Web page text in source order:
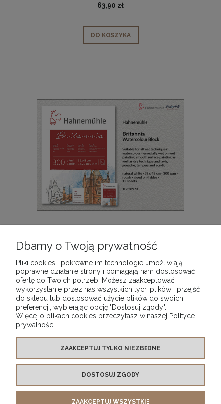
63,90 zł
DO KOSZYKA
akwarelowy 300 gsm, Rough, naturalna biel, 12 ark.,
rozmiar: 36 x 48 cm
89,90 zł
DO KOSZYKA
WARUNKI ZAKUPÓW
MOJE KONTO
Dbamy o Twoją prywatność
Pliki cookies i pokrewne im technologie umożliwiają
poprawne działanie strony i pomagają nam dostosować
ofertę do Twoich potrzeb. Możesz zaakceptować
wykorzystanie przez nas wszystkich tych plików i przejść
do sklepu lub dostosować użycie plików do swoich
preferencji, wybierając opcję "Dostosuj zgody".
Więcej o plikach cookies przeczytasz w naszej Polityce
prywatności.
ZAAKCEPTUJ TYLKO NIEZBĘDNE
DOSTOSUJ ZGODY
ZAAKCEPTUJ WSZYSTKIE